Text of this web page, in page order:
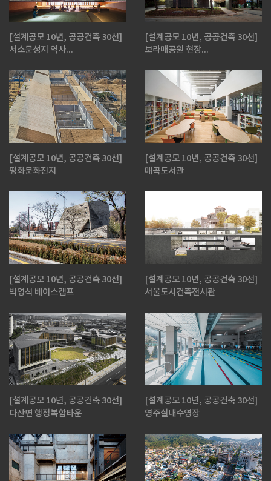
[설계공모 10년, 공공건축 30선]
서소문성지 역사...
[설계공모 10년, 공공건축 30선]
보라매공원 현장...
[설계공모 10년, 공공건축 30선]
평화문화진지
[설계공모 10년, 공공건축 30선]
매곡도서관
[설계공모 10년, 공공건축 30선]
박영석 베이스캠프
[설계공모 10년, 공공건축 30선]
서울도시건축전시관
[설계공모 10년, 공공건축 30선]
다산면 행정복합타운
[설계공모 10년, 공공건축 30선]
영주실내수영장